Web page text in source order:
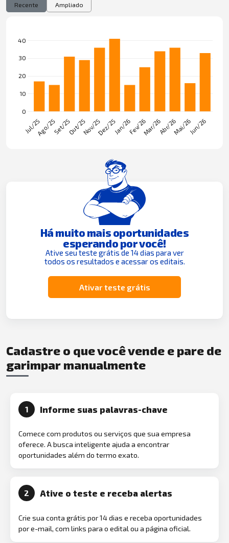
Recente Ampliado
Há muito mais oportunidades
esperando por você!
Ative seu teste grátis de 14 dias para ver
todos os resultados e acessar os editais.
Ativar teste grátis
Cadastre o que você vende e pare de
garimpar manualmente
1 Informe suas palavras-chave
Comece com produtos ou serviços que sua empresa
oferece. A busca inteligente ajuda a encontrar
oportunidades além do termo exato.
2 Ative o teste e receba alertas
Crie sua conta grátis por 14 dias e receba oportunidades
por e-mail, com links para o edital ou a página oficial.